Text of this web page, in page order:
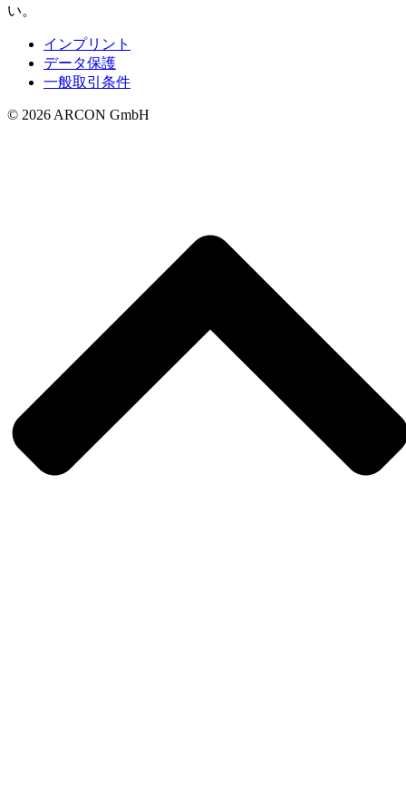
い。
インプリント
データ保護
一般取引条件
© 2026 ARCON GmbH